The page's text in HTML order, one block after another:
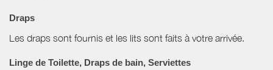
Draps
Les draps sont fournis et les lits sont faits à votre arrivée.
Linge de Toilette, Draps de bain, Serviettes